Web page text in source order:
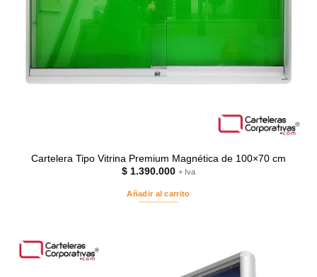
Cartelera Tipo Vitrina Premium Magnética de 100×70 cm
$ 1.390.000 + Iva
Añadir al carrito